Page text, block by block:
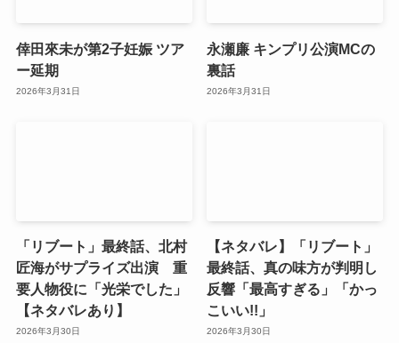
倖田來未が第2子妊娠 ツア
ー延期
2026年3月31日
永瀬廉 キンプリ公演MCの
裏話
2026年3月31日
「リブート」最終話、北村
匠海がサプライズ出演 重
要人物役に「光栄でした」
【ネタバレあり】
2026年3月30日
【ネタバレ】「リブート」
最終話、真の味方が判明し
反響「最高すぎる」「かっ
こいい!!」
2026年3月30日